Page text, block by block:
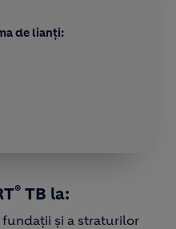
de lianți:
® TB la:
și a straturilor